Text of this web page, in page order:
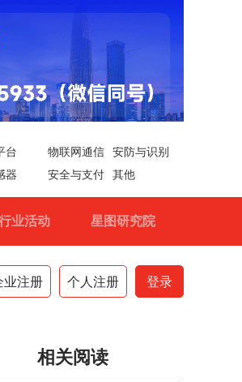
台 物联网通信
安防与识别
器 安全与支付 其他
业活动 星图研究院
业注册 个人注册 登录
相关阅读